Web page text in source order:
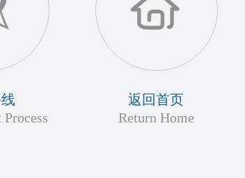
返回首页
Return Home